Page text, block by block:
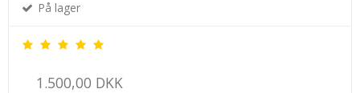
På lager
1.500,00 DKK